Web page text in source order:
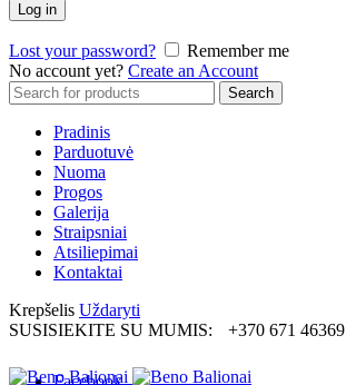
Log in
Lost your password?
Remember me
No account yet? Create an Account
Search
for:
Search
Pradinis
Parduotuvė
Nuoma
Progos
Galerija
Straipsniai
Atsiliepimai
Kontaktai
Krepšelis Uždaryti
SUSISIEKITE SU MUMIS:
+370 671 46369
Facebook